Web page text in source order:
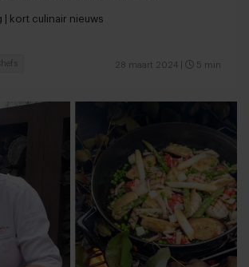
| kort culinair nieuws
28 maart 2024 5 min